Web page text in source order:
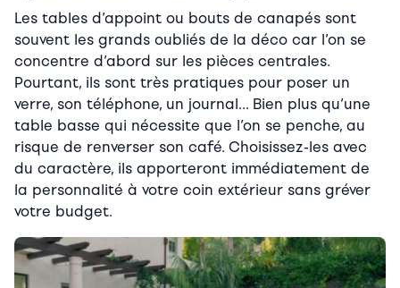
Les tables d’appoint ou bouts de canapés sont
souvent les grands oubliés de la déco car l’on se
concentre d’abord sur les pièces centrales.
Pourtant, ils sont très pratiques pour poser un
verre, son téléphone, un journal… Bien plus qu’une
table basse qui nécessite que l’on se penche, au
risque de renverser son café. Choisissez-les avec
du caractère, ils apporteront immédiatement de
la personnalité à votre coin extérieur sans gréver
votre budget.